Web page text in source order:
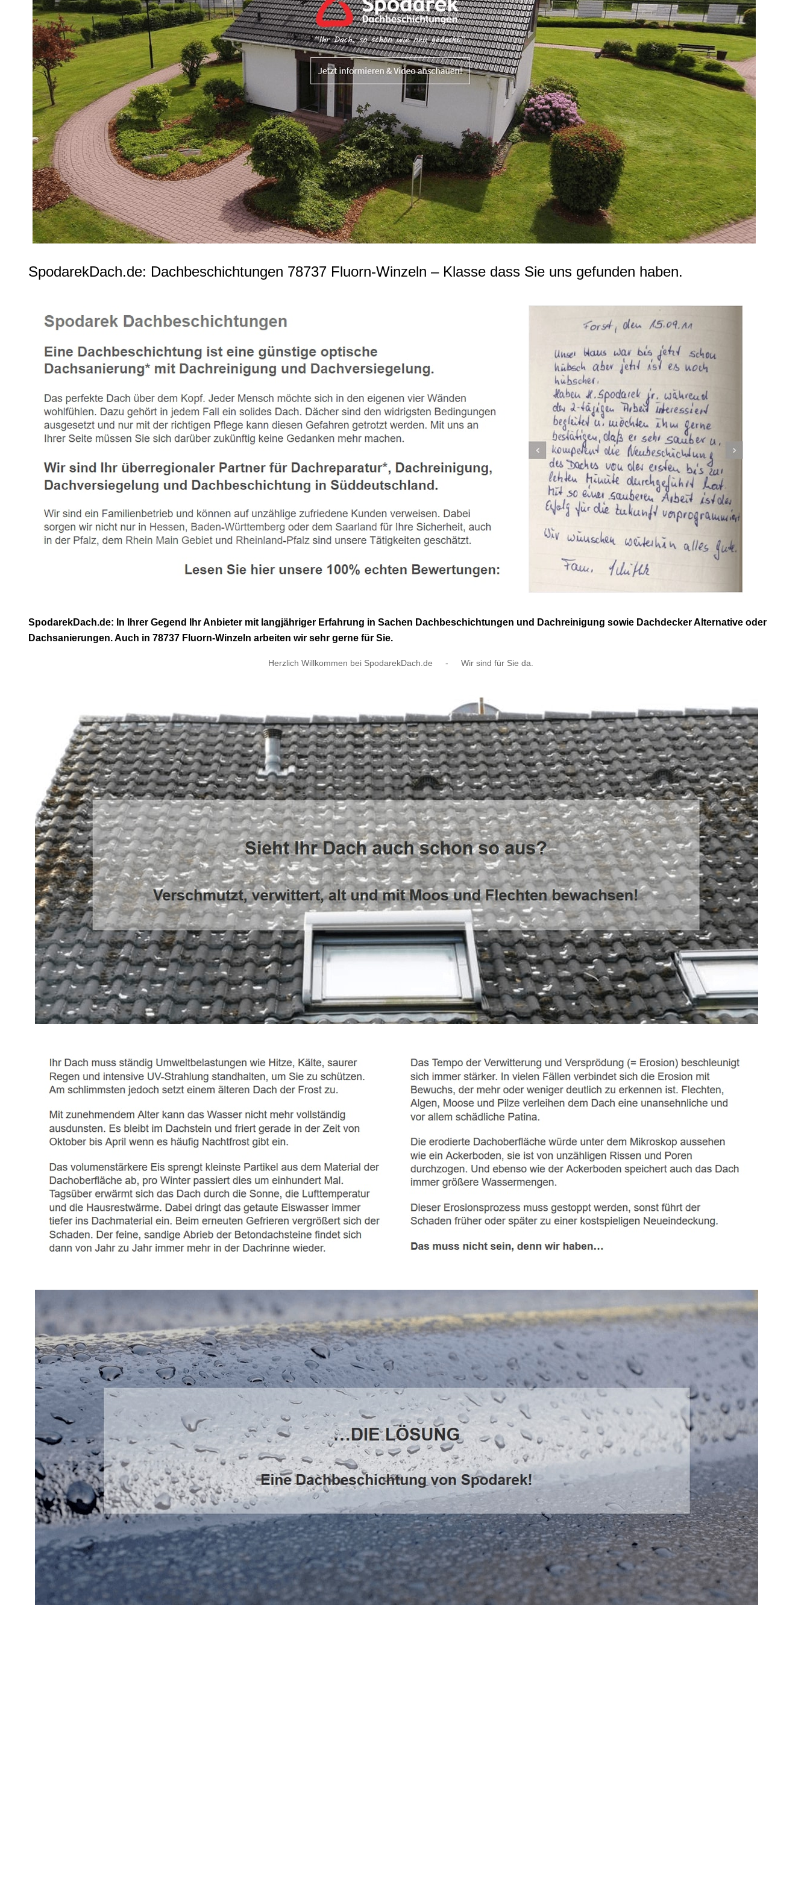
SpodarekDach.de: Dachbeschichtungen 78737 Fluorn-Winzeln – Klasse dass Sie uns gefunden haben.
SpodarekDach.de: In Ihrer Gegend Ihr Anbieter mit langjähriger Erfahrung in Sachen Dachbeschichtungen und Dachreinigung sowie Dachdecker Alternative oder
Dachsanierungen. Auch in 78737 Fluorn-Winzeln arbeiten wir sehr gerne für Sie.
Herzlich Willkommen bei SpodarekDach.de - Wir sind für Sie da.